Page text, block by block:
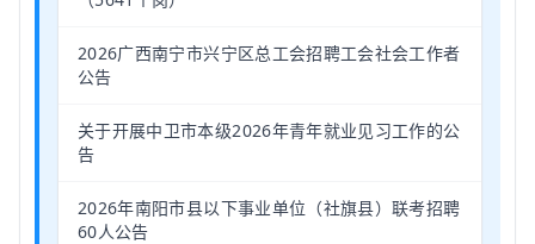
2026广西南宁市兴宁区总工会招聘工会社会工作者
公告
关于开展中卫市本级2026年青年就业见习工作的公
告
2026年南阳市县以下事业单位（社旗县）联考招聘
60人公告